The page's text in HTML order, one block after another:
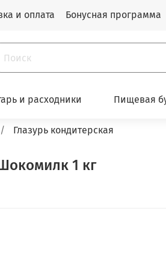
и оплата Бонусная программа
и расходники Пищевая
Глазурь кондитерская
1 кг